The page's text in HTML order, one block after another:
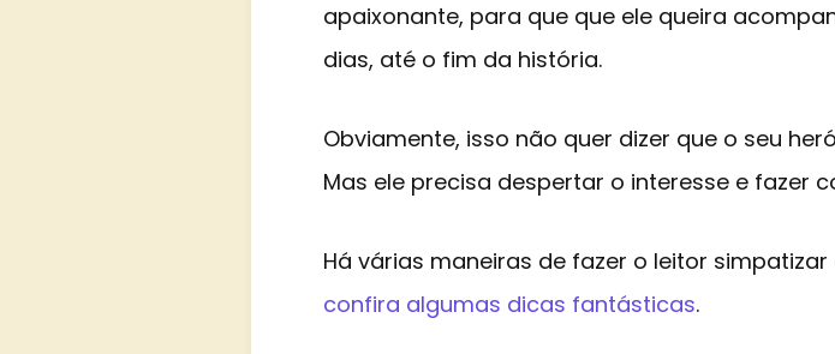
apaixonante, para que que ele queira
dias, até o fim da história.
Obviamente, isso não quer dizer que o seu
Mas ele precisa despertar o interesse e fazer
Há várias maneiras de fazer o leitor
confira algumas dicas fantásticas.